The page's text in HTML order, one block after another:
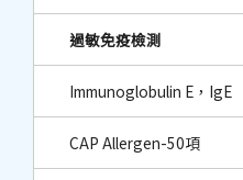
過敏免疫檢測
Immunoglobulin E，IgE
CAP Allergen-50項